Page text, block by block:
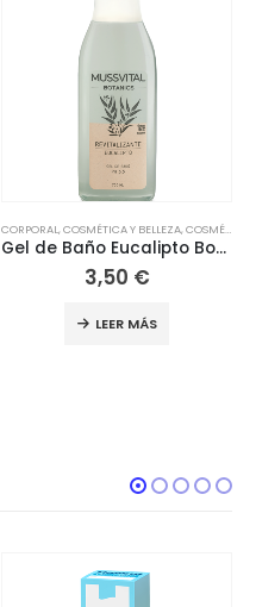
,HERBOLARIO,ACEITES ESENCIALES
CORPORAL,COSMÉTICA Y BELLEZA,COSMÉTICA NATURAL
Gel de Baño Eucalipto Botanics 750ml
3,50 €
LEER MÁS